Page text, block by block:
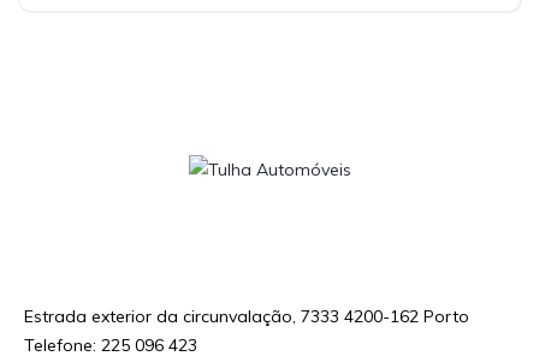
Estrada exterior da circunvalação, 7333 4200-162 Porto
Telefone: 225 096 423